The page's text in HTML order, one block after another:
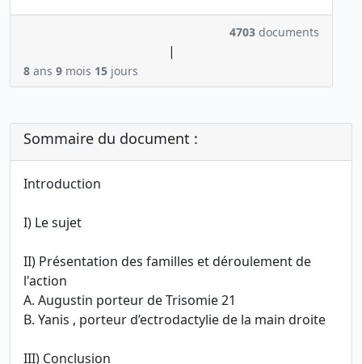
4703 documents
|
8 ans 9 mois 15 jours
Sommaire du document :
Introduction
I) Le sujet
II) Présentation des familles et déroulement de
l'action
A. Augustin porteur de Trisomie 21
B. Yanis , porteur d’ectrodactylie de la main droite
III) Conclusion